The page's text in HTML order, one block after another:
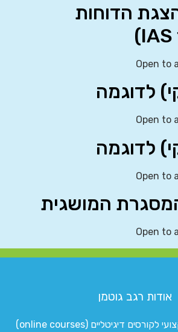
2 – הצגת הדוחות
Open to
לדוגמה
Open to
לדוגמה
Open to
Open to
אודות רגב גוטמן
המרכז המוביל והמקצועי לקורסים דיגיטליים (online courses)